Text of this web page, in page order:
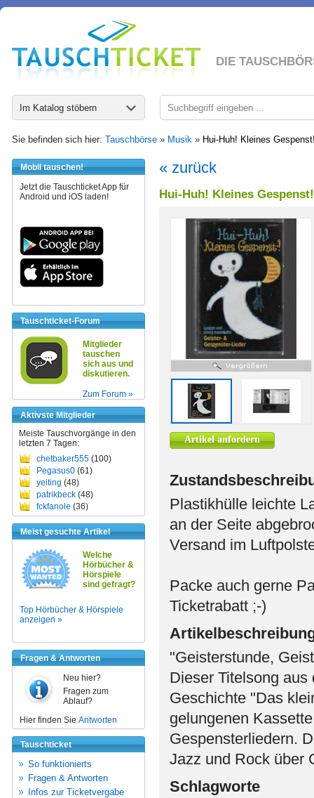
DIE
Im Katalog stöbern
Sie befinden sich hier: Tauschbörse » Musik » Hui-Huh! Kleines
Mobil tauschen!
Jetzt die Tauschticket App für
Android und iOS laden!
Tauschticket-Forum
Mitglieder
tauschen
sich aus und
diskutieren.
Zum Forum »
Aktivste Mitglieder
Meiste Tauschvorgänge in den
letzten 7 Tagen:
chetbaker555 (100)
Pegasus0 (61)
yeiting (48)
patrikbeck (48)
fckfanole (36)
Meist gesuchte Artikel
Welche
Hörbücher &
Hörspiele
sind gefragt?
Top Hörbücher & Hörspiele
anzeigen »
Fragen & Antworten
Neu hier?
Fragen zum
Ablauf?
Hier finden Sie Antworten
Tauschticket
So funktionierts
Fragen & Antworten
Infos zur Ticketvergabe
« zurück
Hui-Huh! Kleines Gespenst!
Artikel anfordern
Plastikhülle leichte
an der Seite
Versand im
Packe auch gerne
Ticketrabatt ;-)
"Geisterstunde,
Dieser Titelsong
Geschichte "Das
gelungenen
Gespensterliedern.
Jazz und Rock über
Schlagworte